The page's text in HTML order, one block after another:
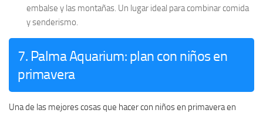
embalse y las montañas. Un lugar ideal para combinar comida
y senderismo.
7. Palma Aquarium: plan con niños en
primavera
Una de las mejores cosas que hacer con niños en primavera en